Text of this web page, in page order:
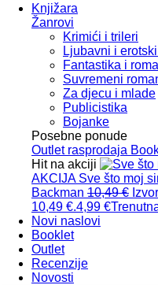
Knjižara
Žanrovi
Krimići i trileri
Ljubavni i
Fantastika i
Suvremeni
Za djecu i mlade
Publicistika
Bojanke
Posebne ponude
Outlet rasprodaja
Hit na akciji
AKCIJA Sve što moj
Backman 10,49€
10,49 €.4,99 €
Novi naslovi
Booklet
Outlet
Recenzije
Novosti